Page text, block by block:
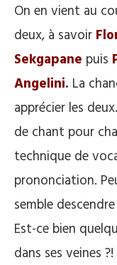
On en vient au
deux, à savoir
Sekgapane puis
Angelini. La
apprécier les
de chant pour
technique de
prononciation.
semble
Est-ce bien
dans ses veines